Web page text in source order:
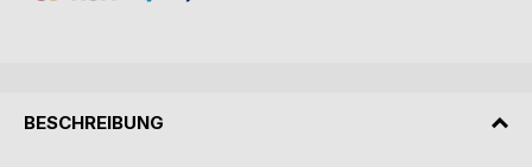
BESCHREIBUNG